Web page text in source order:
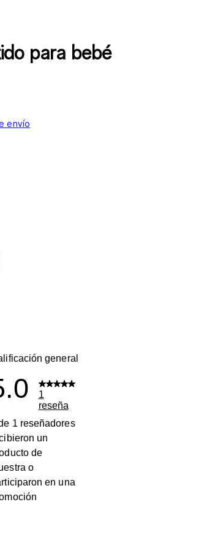
para bebé
envío
5 estrellas.
4 estrellas.
3 estrellas.
2 estrellas.
general
1
reseña
1 reseñadores
un
de
o
en una